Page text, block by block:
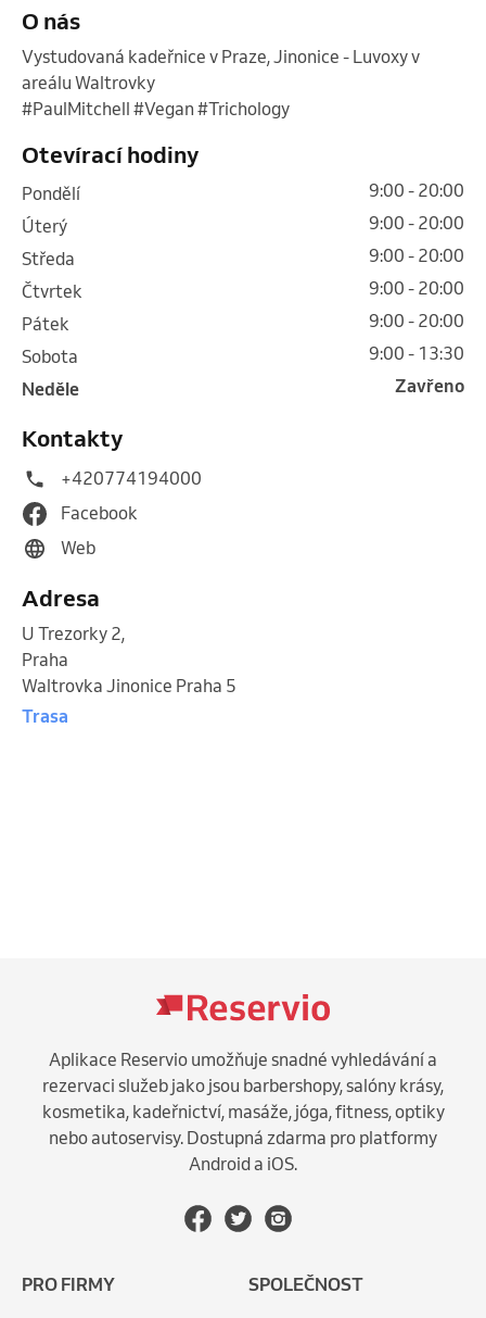
O nás
Vystudovaná kadeřnice v Praze, Jinonice - Luvoxy v
areálu Waltrovky
#PaulMitchell #Vegan #Trichology
Otevírací hodiny
pondělí
9:00 - 20:00
úterý
9:00 - 20:00
středa
9:00 - 20:00
čtvrtek
9:00 - 20:00
pátek
9:00 - 20:00
sobota
9:00 - 13:30
neděle
Zavřeno
Kontakty
+420774194000
Facebook
Web
Adresa
U Trezorky 2,
Praha
Waltrovka Jinonice Praha 5
Trasa
Aplikace Reservio umožňuje snadné vyhledávání a
rezervaci služeb jako jsou barbershopy, salóny krásy,
kosmetika, kadeřnictví, masáže, jóga, fitness, optiky
nebo autoservisy. Dostupná zdarma pro platformy
Android a iOS.
PRO FIRMY SPOLEČNOST